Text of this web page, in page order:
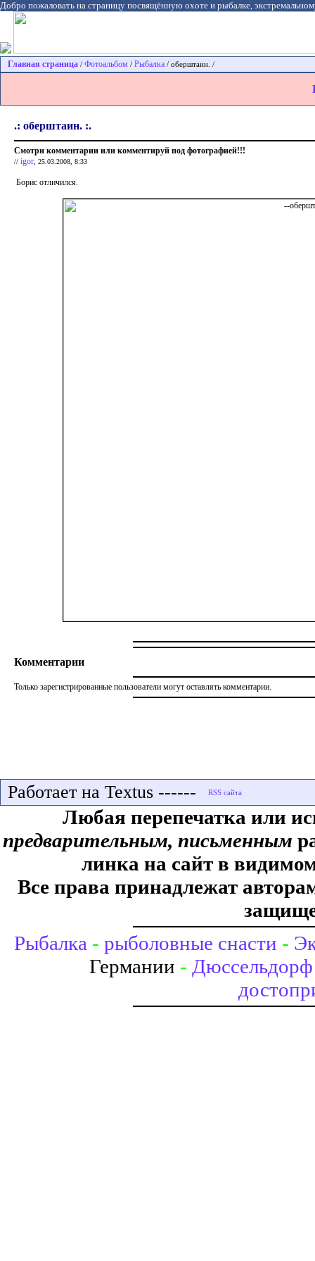
Добро пожаловать на страницу посвящённую охоте и рыбалке,
Главная страница / Фотоальбом / Рыбалка / оберштаин. /
.: оберштаин. :.
Смотри комментарии или комментируй под фотографией!!!
// igor , 25.03.2008, 8:33
Борис отличился.
Комментарии
Только зарегистрированные пользователи могут оставлять комментарии.
Работает на Textus ------
Любая перепечатка или
предварительным, письменным
линка на сайт в
Все права принадлежат
Рыбалка - рыболовные снасти -
Германии - Дюссельдорф